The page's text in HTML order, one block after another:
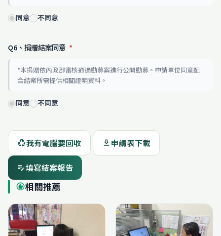
同意 不同意
Q6、捐贈結案同意 *
*本捐贈依內政部審核通過勸募案進行公開勸募。申請單位同意配
合結案所需提供相關證明資料。
同意 不同意
recycling我有電腦要回收 download 申請表下載
edit_note填寫結案報告
recommend相關推薦